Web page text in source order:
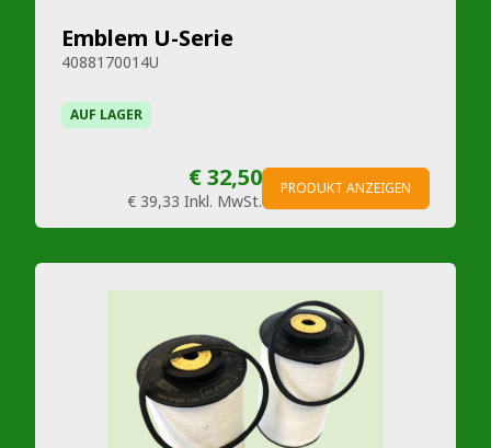
Emblem U-Serie
4088170014U
AUF LAGER
€ 32,50
€ 39,33 Inkl. MwSt.
PRODUKT ANZEIGEN